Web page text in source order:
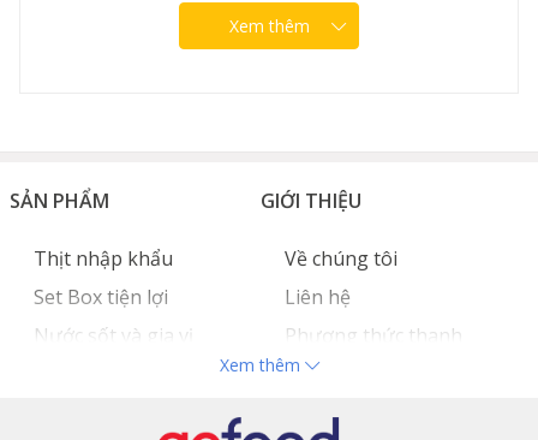
Xem thêm
SẢN PHẨM
Thịt nhập khẩu
Set Box tiện lợi
Nước sốt và gia vị
GIỚI THIỆU
Về chúng tôi
Liên hệ
Phương thức thanh
toán
Tuyển dụng
Xem thêm